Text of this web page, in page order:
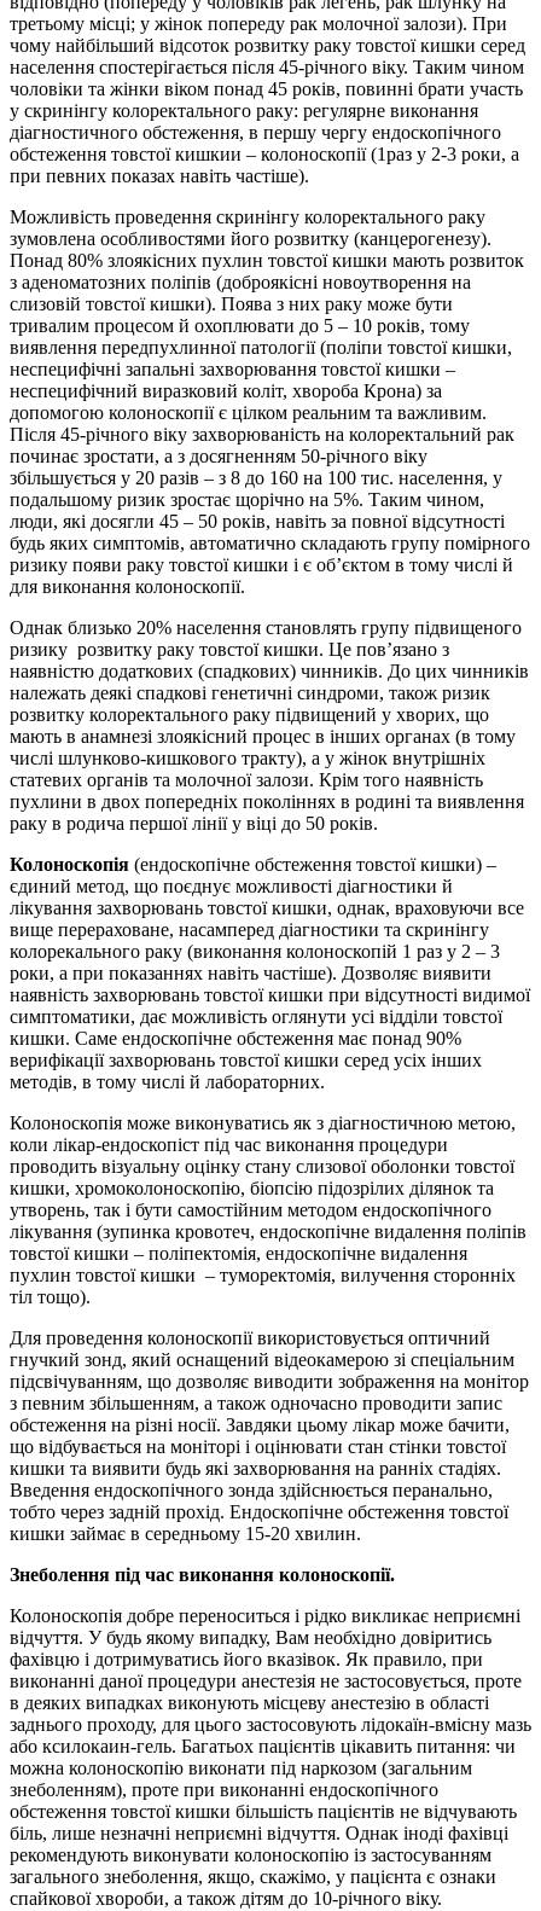
третьому місці; у жінок попереду рак молочної залози). При
чому найбільший відсоток розвитку раку товстої кишки серед
населення спостерігається після 45-річного віку. Таким чином
чоловіки та жінки віком понад 45 років, повинні брати участь
у скринінгу колоректального раку: регулярне виконання
діагностичного обстеження, в першу чергу ендоскопічного
обстеження товстої кишкии – колоноскопії (1раз у 2-3 роки, а
при певних показах навіть частіше).
Можливість проведення скринінгу колоректального раку
зумовлена особливостями його розвитку (канцерогенезу).
Понад 80% злоякісних пухлин товстої кишки мають розвиток
з аденоматозних поліпів (доброякісні новоутворення на
слизовій товстої кишки). Поява з них раку може бути
тривалим процесом й охоплювати до 5 – 10 років, тому
виявлення передпухлинної патології (поліпи товстої кишки,
неспецифічні запальні захворювання товстої кишки –
неспецифічний виразковий коліт, хвороба Крона) за
допомогою колоноскопії є цілком реальним та важливим.
Після 45-річного віку захворюваність на колоректальний рак
починає зростати, а з досягненням 50-річного віку
збільшується у 20 разів – з 8 до 160 на 100 тис. населення, у
подальшому ризик зростає щорічно на 5%. Таким чином,
люди, які досягли 45 – 50 років, навіть за повної відсутності
будь яких симптомів, автоматично складають групу помірного
ризику появи раку товстої кишки і є об’єктом в тому числі й
для виконання колоноскопії.
Однак близько 20% населення становлять групу підвищеного
ризику розвитку раку товстої кишки. Це пов’язано з
наявністю додаткових (спадкових) чинників. До цих чинників
належать деякі спадкові генетичні синдроми, також ризик
розвитку колоректального раку підвищений у хворих, що
мають в анамнезі злоякісний процес в інших органах (в тому
числі шлунково-кишкового тракту), а у жінок внутрішніх
статевих органів та молочної залози. Крім того наявність
пухлини в двох попередніх поколіннях в родині та виявлення
раку в родича першої лінії у віці до 50 років.
Колоноскопія (ендоскопічне обстеження товстої кишки) –
єдиний метод, що поєднує можливості діагностики й
лікування захворювань товстої кишки, однак, враховуючи все
вище перераховане, насамперед діагностики та скринінгу
колорекального раку (виконання колоноскопій 1 раз у 2 – 3
роки, а при показаннях навіть частіше). Дозволяє виявити
наявність захворювань товстої кишки при відсутності видимої
симптоматики, дає можливість оглянути усі відділи товстої
кишки. Саме ендоскопічне обстеження має понад 90%
верифікації захворювань товстої кишки серед усіх інших
методів, в тому числі й лабораторних.
Колоноскопія може виконуватись як з діагностичною метою,
коли лікар-ендоскопіст під час виконання процедури
проводить візуальну оцінку стану слизової оболонки товстої
кишки, хромоколоноскопію, біопсію підозрілих ділянок та
утворень, так і бути самостійним методом ендоскопічного
лікування (зупинка кровотеч, ендоскопічне видалення поліпів
товстої кишки – поліпектомія, ендоскопічне видалення
пухлин товстої кишки – туморектомія, вилучення сторонніх
тіл тощо).
Для проведення колоноскопії використовується оптичний
гнучкий зонд, який оснащений відеокамерою зі спеціальним
підсвічуванням, що дозволяє виводити зображення на монітор
з певним збільшенням, а також одночасно проводити запис
обстеження на різні носії. Завдяки цьому лікар може бачити,
що відбувається на моніторі і оцінювати стан стінки товстої
кишки та виявити будь які захворювання на ранніх стадіях.
Введення ендоскопічного зонда здійснюється перанально,
тобто через задній прохід. Ендоскопічне обстеження товстої
кишки займає в середньому 15-20 хвилин.
Знеболення під час виконання колоноскопії.
Колоноскопія добре переноситься і рідко викликає неприємні
відчуття. У будь якому випадку, Вам необхідно довіритись
фахівцю і дотримуватись його вказівок. Як правило, при
виконанні даної процедури анестезія не застосовується, проте
в деяких випадках виконують місцеву анестезію в області
заднього проходу, для цього застосовують лідокаїн-вмісну мазь
або ксилокаин-гель. Багатьох пацієнтів цікавить питання: чи
можна колоноскопію виконати під наркозом (загальним
знеболенням), проте при виконанні ендоскопічного
обстеження товстої кишки більшість пацієнтів не відчувають
біль, лише незначні неприємні відчуття. Однак іноді фахівці
рекомендують виконувати колоноскопію із застосуванням
загального знеболення, якщо, скажімо, у пацієнта є ознаки
спайкової хвороби, а також дітям до 10-річного віку.